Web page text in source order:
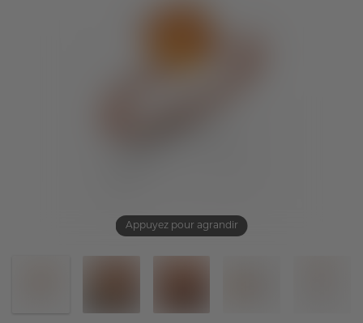
Appuyez pour agrandir